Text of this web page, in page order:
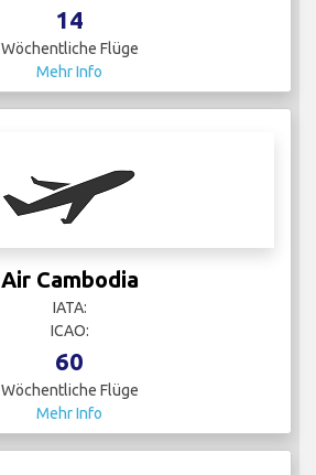
14
Wöchentliche Flüge
Mehr Info
Air Cambodia
IATA:
ICAO:
60
Wöchentliche Flüge
Mehr Info